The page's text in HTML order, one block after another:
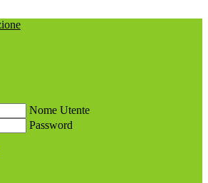
Nome Utente
Password